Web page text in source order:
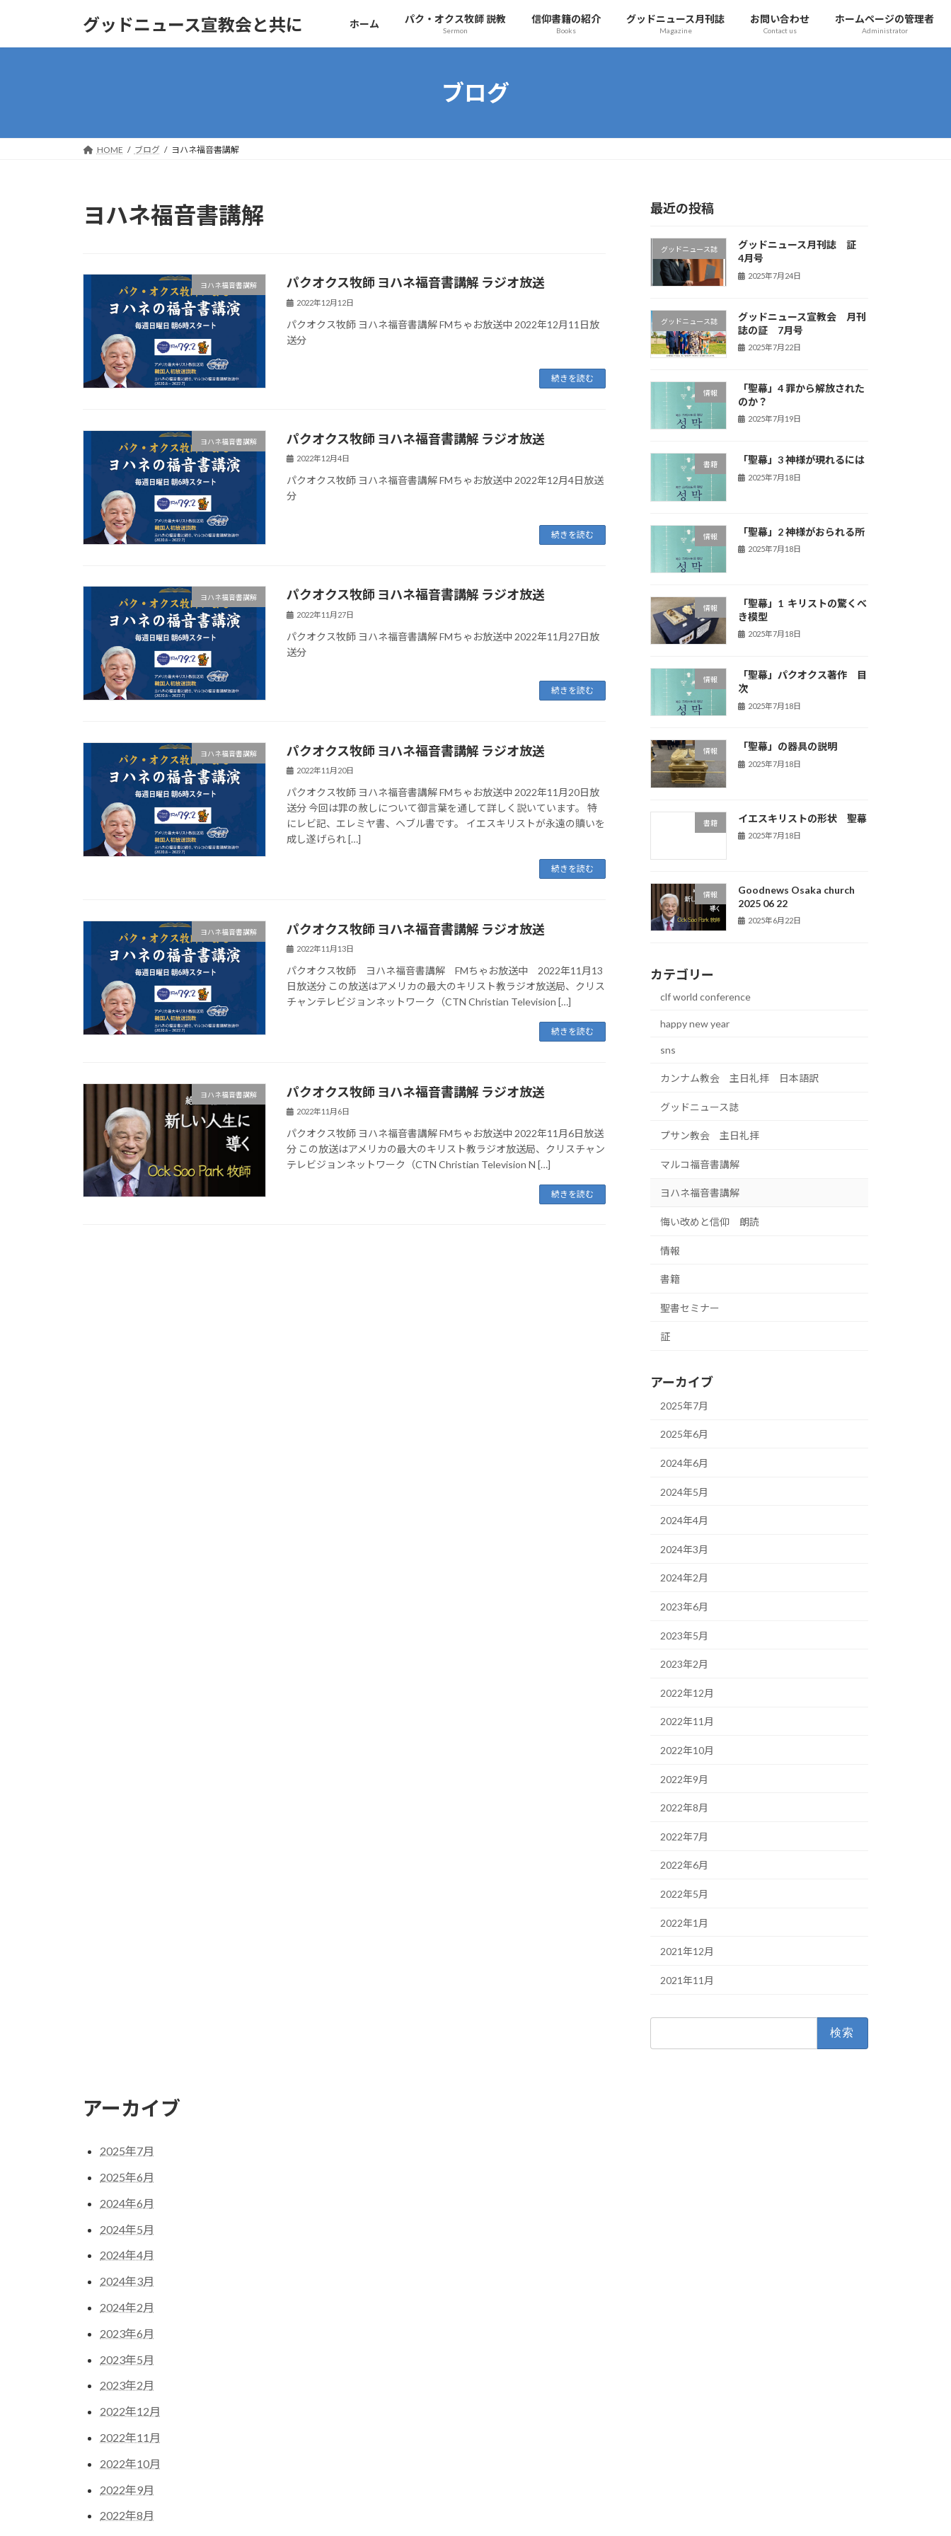
グッドニュース宣教会と共に ホーム パク・オクス牧師 説教
Sermon
信仰書籍の紹介
Books
グッドニュース月刊誌
Magazine
お問い合わせ
Contact us
ホームページの管理者
Administrator
ブログ
HOME ブログ ヨハネ福音書講解
ヨハネ福音書講解
ヨハネ福音書講解 パクオクス牧師 ヨハネ福音書講解 ラジオ放送
2022年12月12日
パクオクス牧師 ヨハネ福音書講解 FMちゃお放送中 2022年12月11日放
送分
続きを読む
ヨハネ福音書講解 パクオクス牧師 ヨハネ福音書講解 ラジオ放送
2022年12月4日
パクオクス牧師 ヨハネ福音書講解 FMちゃお放送中 2022年12月4日放送
分
続きを読む
ヨハネ福音書講解 パクオクス牧師 ヨハネ福音書講解 ラジオ放送
2022年11月27日
パクオクス牧師 ヨハネ福音書講解 FMちゃお放送中 2022年11月27日放
送分
続きを読む
ヨハネ福音書講解 パクオクス牧師 ヨハネ福音書講解 ラジオ放送
2022年11月20日
パクオクス牧師 ヨハネ福音書講解 FMちゃお放送中 2022年11月20日放
送分 今回は罪の赦しについて御言葉を通して詳しく説いています。 特
にレビ記、エレミヤ書、ヘブル書です。 イエスキリストが永遠の贖いを
成し遂げられ […]
続きを読む
ヨハネ福音書講解 パクオクス牧師 ヨハネ福音書講解 ラジオ放送
2022年11月13日
パクオクス牧師 ヨハネ福音書講解 FMちゃお放送中 2022年11月13
日放送分 この放送はアメリカの最大のキリスト教ラジオ放送局、クリス
チャンテレビジョンネットワーク（CTN Christian Television […]
続きを読む
ヨハネ福音書講解 パクオクス牧師 ヨハネ福音書講解 ラジオ放送
2022年11月6日
パクオクス牧師 ヨハネ福音書講解 FMちゃお放送中 2022年11月6日放送
分 この放送はアメリカの最大のキリスト教ラジオ放送局、クリスチャン
テレビジョンネットワーク（CTN Christian Television N […]
続きを読む
最近の投稿
グッドニュース誌
グッドニュース月刊誌 証
4月号
2025年7月24日
グッドニュース誌
グッドニュース宣教会 月刊
誌の証 7月号
2025年7月22日
情報
「聖幕」4 罪から解放された
のか？
2025年7月19日
書籍 「聖幕」3 神様が現れるには
2025年7月18日
情報 「聖幕」2 神様がおられる所
2025年7月18日
情報
「聖幕」1 キリストの驚くべ
き模型
2025年7月18日
情報
「聖幕」パクオクス著作 目
次
2025年7月18日
情報 「聖幕」の器具の説明
2025年7月18日
書籍 イエスキリストの形状 聖幕
2025年7月18日
情報
Goodnews Osaka church
2025 06 22
2025年6月22日
カテゴリー
clf world conference
happy new year
sns
カンナム教会 主日礼拝 日本語訳
グッドニュース誌
プサン教会 主日礼拝
マルコ福音書講解
ヨハネ福音書講解
悔い改めと信仰 朗読
情報
書籍
聖書セミナー
証
アーカイブ
2025年7月
2025年6月
2024年6月
2024年5月
2024年4月
2024年3月
2024年2月
2023年6月
2023年5月
2023年2月
2022年12月
2022年11月
2022年10月
2022年9月
2022年8月
2022年7月
2022年6月
2022年5月
2022年1月
2021年12月
2021年11月
アーカイブ
2025年7月
2025年6月
2024年6月
2024年5月
2024年4月
2024年3月
2024年2月
2023年6月
2023年5月
2023年2月
2022年12月
2022年11月
2022年10月
2022年9月
2022年8月